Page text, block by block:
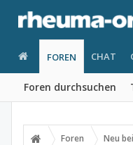
FOREN
Foren durchsuchen
CHAT
Foren Neu